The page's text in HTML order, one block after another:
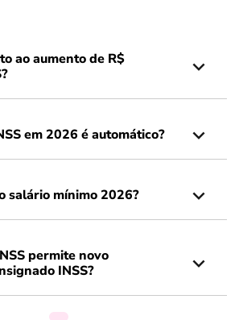
ao aumento de R$
em 2026 é automático?
salário mínimo 2026?
permite novo
INSS?